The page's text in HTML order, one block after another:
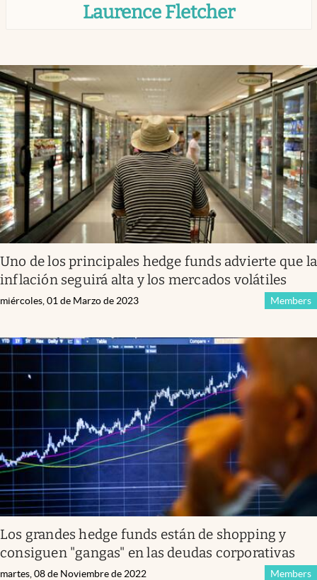
Infotechnology
Mundial 2026
Eventos Corporativos
El Cronista Studio
Mediakit
abre en nueva pestaña
Argentina
Laurence Fletcher
Uno de los principales hedge funds advierte que la
inflación seguirá alta y los mercados volátiles
Members
miércoles, 01 de Marzo de 2023
Los grandes hedge funds están de shopping y
consiguen "gangas" en las deudas corporativas
Members
martes, 08 de Noviembre de 2022